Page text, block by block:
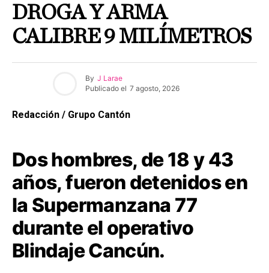
DROGA Y ARMA
CALIBRE 9 MILÍMETROS
By J Larae
Publicado el 7 agosto, 2026
Redacción / Grupo Cantón
Dos hombres, de 18 y 43
años, fueron detenidos en
la Supermanzana 77
durante el operativo
Blindaje Cancún.